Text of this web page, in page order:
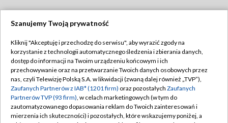
TVP
Abonament TVP
Emisja w TVP
Centrum informacji TVP
Naziemna Telewizja Cyfrowa
Regulamin TVP
Polityka prywatności
Moje zgody
Szanujemy Twoją prywatność
Kliknij "Akceptuję i przechodzę do serwisu", aby wyrazić zgody na
korzystanie z technologii automatycznego śledzenia i zbierania danych,
dostęp do informacji na Twoim urządzeniu końcowym i ich
przechowywanie oraz na przetwarzanie Twoich danych osobowych przez
nas, czyli Telewizję Polską S.A. w likwidacji (zwaną dalej również „TVP”),
Zaufanych Partnerów z IAB* (1201 firm) oraz pozostałych Zaufanych
Partnerów TVP (93 firm), w celach marketingowych (w tym do
zautomatyzowanego dopasowania reklam do Twoich zainteresowań i
mierzenia ich skuteczności) i pozostałych, które wskazujemy poniżej, a